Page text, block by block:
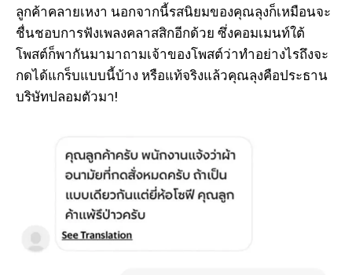
ลูกค้าคลายเหงา นอกจากนี้รสนิยมของคุณลุงก็เหมือนจะ
ชื่นชอบการฟังเพลงคลาสสิกอีกด้วย ซึ่งคอมเมนท์ใต้
โพสต์ก็พากันมามาถามเจ้าของโพสต์ว่าทำอย่างไรถึงจะ
กดได้แกร็บแบบนี้บ้าง หรือแท้จริงแล้วคุณลุงคือประธาน
บริษัทปลอมตัวมา!